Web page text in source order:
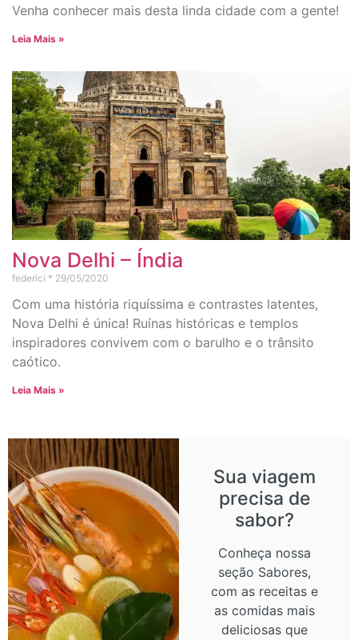
Venha conhecer mais desta linda cidade com a gente!
Leia Mais »
Nova Delhi – Índia
federici 29/05/2020
Com uma história riquíssima e contrastes latentes,
Nova Delhi é única! Ruínas históricas e templos
inspiradores convivem com o barulho e o trânsito
caótico.
Leia Mais »
Sua viagem
precisa de
sabor?
Conheça nossa
seção Sabores,
com as receitas e
as comidas mais
deliciosas que